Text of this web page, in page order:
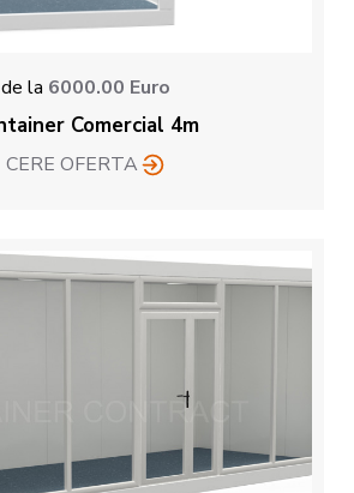
de la 6000.00 Euro
Comercial 4m
CERE OFERTA